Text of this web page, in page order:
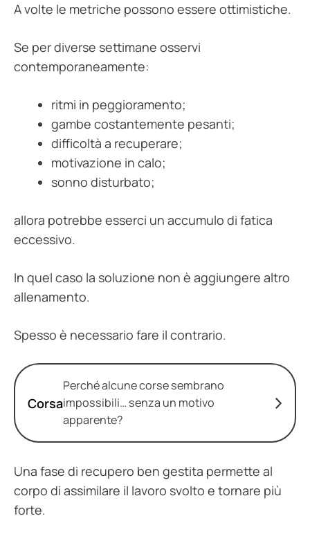
A volte le metriche possono essere ottimistiche.
Se per diverse settimane osservi
contemporaneamente:
ritmi in peggioramento;
gambe costantemente pesanti;
difficoltà a recuperare;
motivazione in calo;
sonno disturbato;
allora potrebbe esserci un accumulo di fatica
eccessivo.
In quel caso la soluzione non è aggiungere altro
allenamento.
Spesso è necessario fare il contrario.
Corsa
Perché alcune corse sembrano
impossibili… senza un motivo
apparente?
Una fase di recupero ben gestita permette al
corpo di assimilare il lavoro svolto e tornare più
forte.